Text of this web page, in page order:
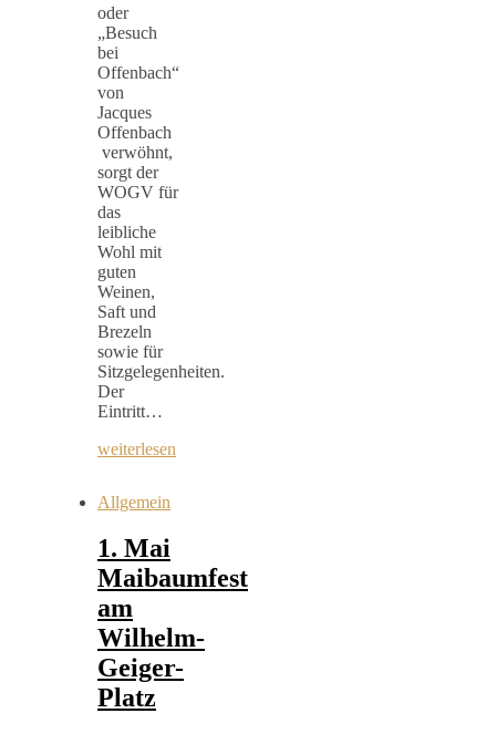
oder
„Besuch
bei
Offenbach“
von
Jacques
Offenbach
verwöhnt,
sorgt der
WOGV für
das
leibliche
Wohl mit
guten
Weinen,
Saft und
Brezeln
sowie für
Sitzgelegenheiten.
Der
Eintritt…
weiterlesen
Allgemein
1. Mai
Maibaumfest
am
Wilhelm-
Geiger-
Platz